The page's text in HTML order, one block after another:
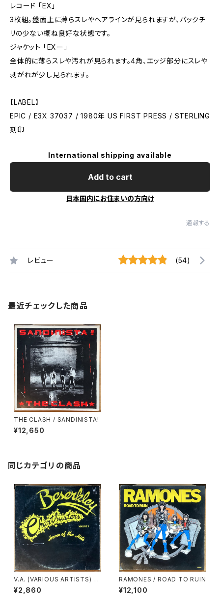
レコード 「EX」
3枚組。盤面上に薄らスレやヘアラインが見られますが、バックチ
リの少ない概ね良好な状態です。
ジャケット 「EXー」
全体的に薄らスレや汚れが見られます。4角、エッジ部分にスレや
剥がれが少し見られます。
【LABEL】
EPIC / E3X 37037 / 1980年 US FIRST PRESS / STERLING
刻印
International shipping available
Add to cart
日本国内にお住まいの方向け
通報する
レビュー (54)
最近チェックした商品
THE CLASH / SANDINISTA!
¥12,650
同じカテゴリの商品
V.A. (VARIOUS ARTISTS) /
BESERKLEY CHART BUSTE
R VOLUME 1
¥2,860
RAMONES / ROAD TO RUIN
¥12,100